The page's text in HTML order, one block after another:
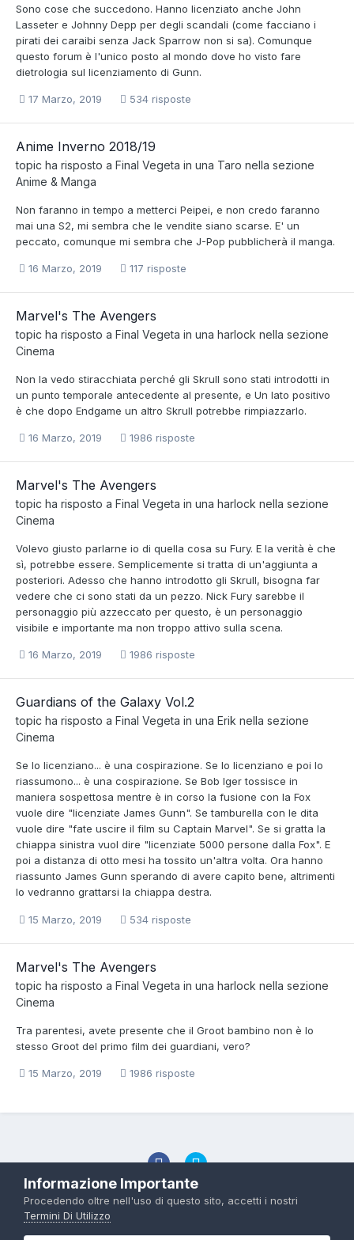
Sono cose che succedono. Hanno licenziato anche John
Lasseter e Johnny Depp per degli scandali (come facciano i
pirati dei caraibi senza Jack Sparrow non si sa). Comunque
questo forum è l'unico posto al mondo dove ho visto fare
dietrologia sul licenziamento di Gunn.
17 Marzo, 2019 534 risposte
Anime Inverno 2018/19
topic ha risposto a Final Vegeta in una Taro nella sezione
Anime & Manga
Non faranno in tempo a metterci Peipei, e non credo faranno
mai una S2, mi sembra che le vendite siano scarse. E' un
peccato, comunque mi sembra che J-Pop pubblicherà il manga.
16 Marzo, 2019 117 risposte
Marvel's The Avengers
topic ha risposto a Final Vegeta in una harlock nella sezione
Cinema
Non la vedo stiracchiata perché gli Skrull sono stati introdotti in
un punto temporale antecedente al presente, e Un lato positivo
è che dopo Endgame un altro Skrull potrebbe rimpiazzarlo.
16 Marzo, 2019 1986 risposte
Marvel's The Avengers
topic ha risposto a Final Vegeta in una harlock nella sezione
Cinema
Volevo giusto parlarne io di quella cosa su Fury. E la verità è che
sì, potrebbe essere. Semplicemente si tratta di un'aggiunta a
posteriori. Adesso che hanno introdotto gli Skrull, bisogna far
vedere che ci sono stati da un pezzo. Nick Fury sarebbe il
personaggio più azzeccato per questo, è un personaggio
visibile e importante ma non troppo attivo sulla scena.
16 Marzo, 2019 1986 risposte
Guardians of the Galaxy Vol.2
topic ha risposto a Final Vegeta in una Erik nella sezione
Cinema
Se lo licenziano... è una cospirazione. Se lo licenziano e poi lo
riassumono... è una cospirazione. Se Bob Iger tossisce in
maniera sospettosa mentre è in corso la fusione con la Fox
vuole dire "licenziate James Gunn". Se tamburella con le dita
vuole dire "fate uscire il film su Captain Marvel". Se si gratta la
chiappa sinistra vuol dire "licenziate 5000 persone dalla Fox". E
poi a distanza di otto mesi ha tossito un'altra volta. Ora hanno
riassunto James Gunn sperando di avere capito bene, altrimenti
lo vedranno grattarsi la chiappa destra.
15 Marzo, 2019 534 risposte
Marvel's The Avengers
topic ha risposto a Final Vegeta in una harlock nella sezione
Cinema
Tra parentesi, avete presente che il Groot bambino non è lo
stesso Groot del primo film dei guardiani, vero?
15 Marzo, 2019 1986 risposte
Cambia Lingua Cambia Tema
Politica Sulla Privacy
Troll Associated | © Degli aventi diritto
Informazione Importante
Procedendo oltre nell'uso di questo sito, accetti i nostri
Termini Di Utilizzo